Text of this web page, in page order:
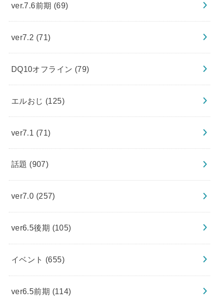
ver.7.6前期 (69)
ver7.2 (71)
DQ10オフライン (79)
エルおじ (125)
ver7.1 (71)
話題 (907)
ver7.0 (257)
ver6.5後期 (105)
イベント (655)
ver6.5前期 (114)